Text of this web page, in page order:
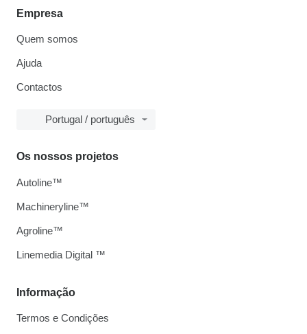
Empresa
Quem somos
Ajuda
Contactos
Portugal / português
Informação
Termos e Condições
Os nossos projetos
Autoline™
Machineryline™
Agroline™
Linemedia Digital ™